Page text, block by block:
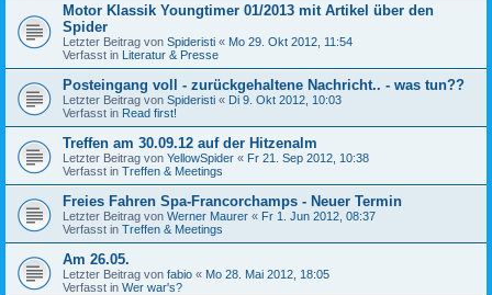
Motor Klassik Youngtimer 01/2013 mit Artikel über den
Spider
Letzter Beitrag von Spideristi « Mo 29. Okt 2012, 11:54
Verfasst in Literatur & Presse
Posteingang voll - zurückgehaltene Nachricht.. - was tun??
Letzter Beitrag von Spideristi « Di 9. Okt 2012, 10:03
Verfasst in Read first!
Treffen am 30.09.12 auf der Hitzenalm
Letzter Beitrag von YellowSpider « Fr 21. Sep 2012, 10:38
Verfasst in Treffen & Meetings
Freies Fahren Spa-Francorchamps - Neuer Termin
Letzter Beitrag von Werner Maurer « Fr 1. Jun 2012, 08:37
Verfasst in Treffen & Meetings
Am 26.05.
Letzter Beitrag von fabio « Mo 28. Mai 2012, 18:05
Verfasst in Wer war's?